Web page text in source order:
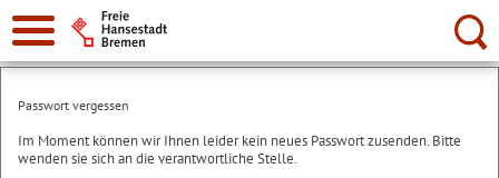
Suche:
Passwort vergessen
Im Moment können wir Ihnen leider kein neues Passwort zusenden. Bitte
wenden sie sich an die verantwortliche Stelle.